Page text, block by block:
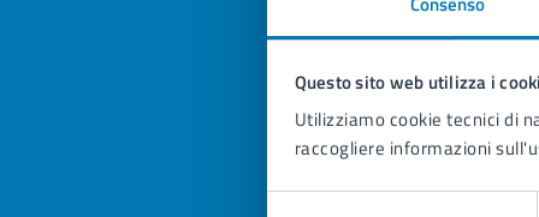
Questo sito web utilizza i
Utilizziamo cookie tecnici di
raccogliere informazioni